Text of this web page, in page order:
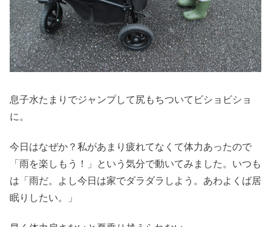
息子水たまりでジャンプして尻もちついてビショビショ
に。
今日はなぜか？私があまり疲れてなくて体力あったので
「雨を楽しもう！」という気分で動いてみました。いつも
は「雨だ。よし今日は家でダラダラしよう。あわよくば居
眠りしたい。」